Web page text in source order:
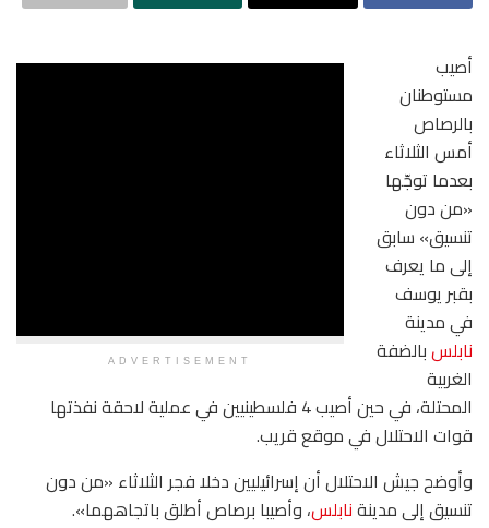
ADVERTISEMENT
أصيب
مستوطنان
بالرصاص
أمس الثلاثاء
بعدما توجّها
«من دون
تنسيق» سابق
إلى ما يعرف
بقبر يوسف
في مدينة
نابلسبالضفة
الغربية
المحتلة، في حين أصيب 4 فلسطينيين في عملية لاحقة نفذتها
قوات الاحتلال في موقع قريب.
وأوضح جيش الاحتلال أن إسرائيليين دخلا فجر الثلاثاء «من دون
تنسيق إلى مدينةنابلس، وأصيبا برصاص أطلق باتجاههما».